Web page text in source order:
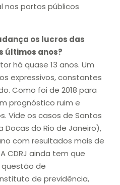
nos portos públicos
os lucros das
últimos anos?
há quase 13 anos. Um
expressivos, constantes
Como foi de 2018 para
prognóstico ruim e
Vide os casos de Santos
Docas do Rio de Janeiro),
com resultados mais de
CDRJ ainda tem que
de
de previdência,